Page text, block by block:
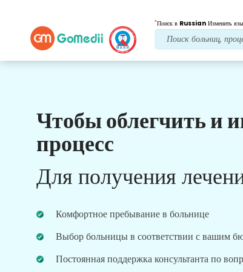
*Поиск в Russian Изменить
Чтобы облегчить и
процесс
Для получения
Комфортное пребывание в больнице
Выбор больницы в соответствии с вашим
Постоянная поддержка консультанта по
Наши преимущества
Лечение после
последующий уход
Получите круглосуточную медицинскую
Регулярные обновления о ваших потребностях в